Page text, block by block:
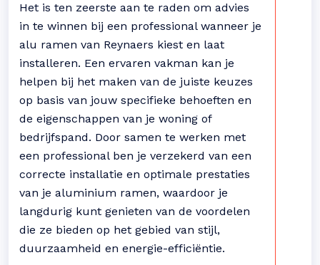
Het is ten zeerste aan te raden om advies
in te winnen bij een professional wanneer je
alu ramen van Reynaers kiest en laat
installeren. Een ervaren vakman kan je
helpen bij het maken van de juiste keuzes
op basis van jouw specifieke behoeften en
de eigenschappen van je woning of
bedrijfspand. Door samen te werken met
een professional ben je verzekerd van een
correcte installatie en optimale prestaties
van je aluminium ramen, waardoor je
langdurig kunt genieten van de voordelen
die ze bieden op het gebied van stijl,
duurzaamheid en energie-efficiëntie.